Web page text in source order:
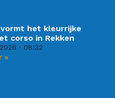
het kleurrijke
corso in Rekken
08:32
»